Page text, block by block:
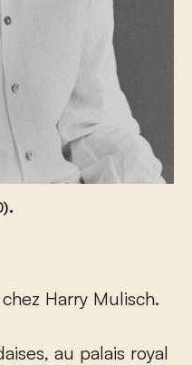
Harry Mulisch.
au palais royal